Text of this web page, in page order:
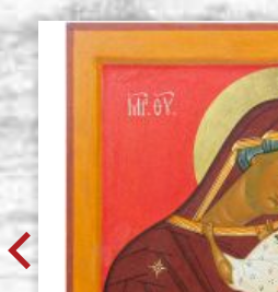
€ 6,00
Gema de ojo de tigre tamaño 5x4
€ 3,70
Gema de ojo de tigre tamaño 6x4
mm, triangular
€ 5,50